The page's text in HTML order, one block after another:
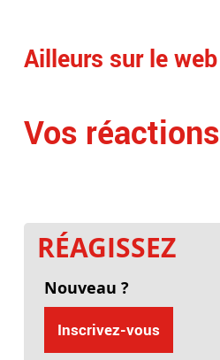
Ailleurs sur le web
Vos réactions
RÉAGISSEZ
Nouveau ?
Inscrivez-vous